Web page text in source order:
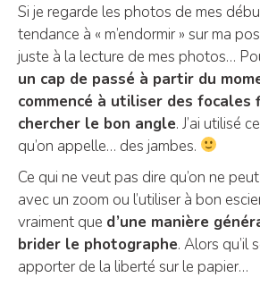
Si je regarde les photos de mes
tendance à « m’endormir » sur ma
juste à la lecture de mes photos…
un cap de passé à partir du
commencé à utiliser des focales
chercher le bon angle. J’ai utilisé
qu’on appelle… des jambes.
Ce qui ne veut pas dire qu’on ne
avec un zoom ou l’utiliser à bon
vraiment que d’une manière
brider le photographe. Alors qu’il
apporter de la liberté sur le papier…